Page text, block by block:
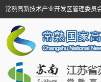
常熟高新技术产业开发区管理委